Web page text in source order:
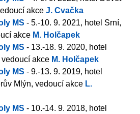
akce J. Cvačka
MS - 5.-10. 9. 2021, hotel Srní,
akce M. Holčapek
MS - 13.-18. 9. 2020, hotel
akce M. Holčapek
MS - 9.-13. 9. 2019, hotel
Mlýn, vedoucí akce L.
MS - 10.-14. 9. 2018, hotel